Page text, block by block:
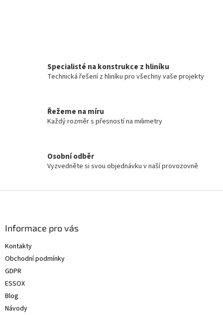
Specialisté na konstrukce z hliníku
Technická řešení z hliníku pro všechny vaše projekty
Řežeme na míru
Každý rozměr s přesností na milimetry
Osobní odběr
Vyzvedněte si svou objednávku v naší provozovně
Informace pro vás
Kontakty
Obchodní podmínky
GDPR
ESSOX
Blog
Návody